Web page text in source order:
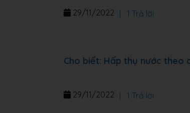
29/11/2022 1 Trả lời
Cho biết: Hấp thụ nước theo
29/11/2022 1 Trả lời